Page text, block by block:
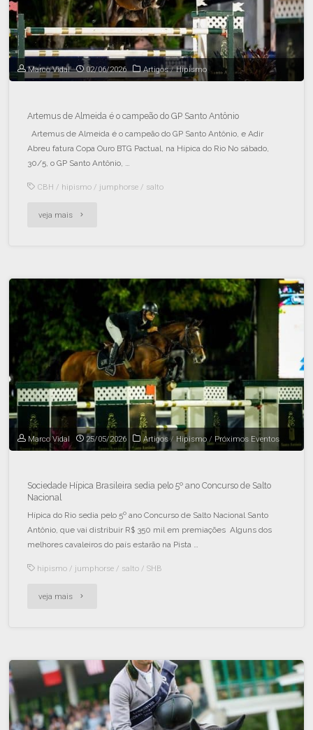
Marco Vidal 02/06/2026 Artigos / Hipismo
Artemus de Almeida é o campeão do GP Santo Antônio
Artemus de Almeida é o campeão do GP Santo Antônio, e Adir
Abreu fatura Copa Ouro BTG Pactual, na Hípica do Rio No sábado,
30/5, o GP Santo Antônio, …
CBH / hipismo / jumphorse / salto
veja mais
Marco Vidal 25/05/2026 Artigos / Hipismo / Próximos Eventos
Sociedade Hípica Brasileira sedia pelo 5º ano Concurso de Salto
Nacional
Hípica do Rio sedia pelo 5º ano Concurso de Salto Nacional Santo
Antônio, que vai distribuir R$ 350 mil em premiações Alguns dos
melhores cavaleiros do país estarão na Pista …
hipismo / jumphorse / salto /SHB
veja mais